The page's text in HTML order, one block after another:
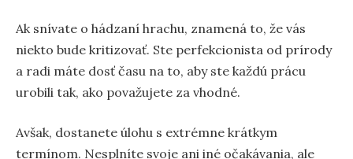
Ak snívate o hádzaní hrachu, znamená to, že vás
niekto bude kritizovať. Ste perfekcionista od prírody
a radi máte dosť času na to, aby ste každú prácu
urobili tak, ako považujete za vhodné.
Avšak, dostanete úlohu s extrémne krátkym
termínom. Nesplníte svoje ani iné očakávania, ale